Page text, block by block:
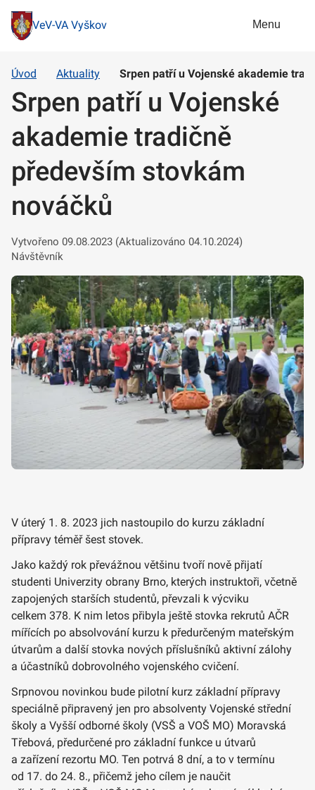
VeV-VA Vyškov Menu
Úvod Aktuality Srpen patří u Vojenské akademie
Srpen patří u Vojenské
akademie tradičně
především stovkám
nováčků
Vytvořeno 09.08.2023 (Aktualizováno 04.10.2024)
Návštěvník
V úterý 1. 8. 2023 jich nastoupilo do kurzu základní
přípravy téměř šest stovek.
Jako každý rok převážnou většinu tvoří nově přijatí
studenti Univerzity obrany Brno, kterých instruktoři, včetně
zapojených starších studentů, převzali k výcviku
celkem 378. K nim letos přibyla ještě stovka rekrutů AČR
mířících po absolvování kurzu k předurčeným mateřským
útvarům a další stovka nových příslušníků aktivní zálohy
a účastníků dobrovolného vojenského cvičení.
Srpnovou novinkou bude pilotní kurz základní přípravy
speciálně připravený jen pro absolventy Vojenské střední
školy a Vyšší odborné školy (VSŠ a VOŠ MO) Moravská
Třebová, předurčené pro základní funkce u útvarů
a zařízení rezortu MO. Ten potrvá 8 dní, a to v termínu
od 17. do 24. 8., přičemž jeho cílem je naučit